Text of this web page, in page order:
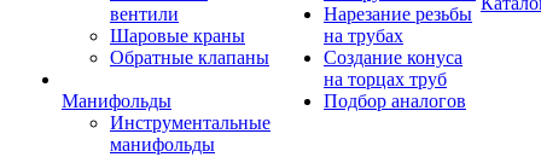
вентили
Шаровые краны
Обратные клапаны
Манифольды
Инструментальные
манифольды
Нарезание резьбы
на трубах
Создание конуса
на торцах труб
Подбор аналогов